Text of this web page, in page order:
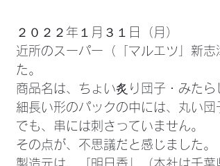
２０２２年１月３１日（月）
近所のスーパー（「マルエツ」新
た。
商品名は、ちょい炙り団子・みたら
細長い形のパックの中には、丸い団
でも、串には刺さっていません。
その点が、不思議だと感じました。
製造元は、「明日香」（本社は千葉